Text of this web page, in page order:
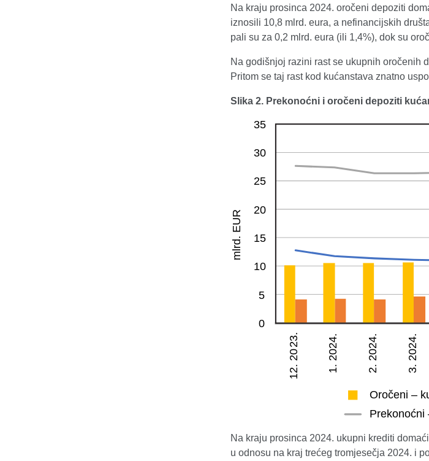
Na kraju prosinca 2024. oročeni depoziti
iznosili 10,8 mlrd. eura, a nefinancijskih
pali su za 0,2 mlrd. eura (ili 1,4%), dok su
Na godišnjoj razini rast se ukupnih oročenih
Pritom se taj rast kod kućanstava znatno
Slika 2. Prekonoćni i oročeni depoziti
Na kraju prosinca 2024. ukupni krediti
u odnosu na kraj trećeg tromjesečja 2024. i